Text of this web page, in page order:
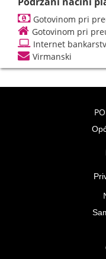
Gotovinom pri
Gotovinom pri
Internet
Virmanski